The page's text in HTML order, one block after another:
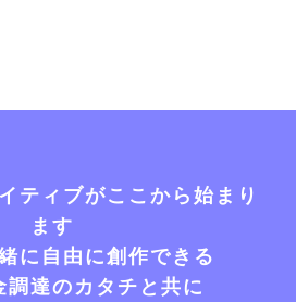
ティブがここから始まり
ます
に自由に創作できる
調達のカタチと共に